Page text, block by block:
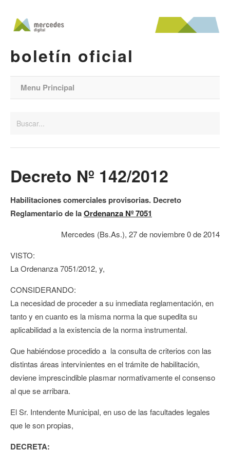
boletín oficial
Menu Principal
Decreto Nº 142/2012
Habilitaciones comerciales provisorias. Decreto
Reglamentario de laOrdenanza Nº 7051
Mercedes (Bs.As.), 27 de noviembre 0 de 2014
VISTO:
La Ordenanza 7051/2012, y,
CONSIDERANDO:
La necesidad de proceder a su inmediata reglamentación, en
tanto y en cuanto es la misma norma la que supedita su
aplicabilidad a la existencia de la norma instrumental.
Que habiéndose procedido a la consulta de criterios con las
distintas áreas intervinientes en el trámite de habilitación,
deviene imprescindible plasmar normativamente el consenso
al que se arribara.
El Sr. Intendente Municipal, en uso de las facultades legales
que le son propias,
DECRETA: